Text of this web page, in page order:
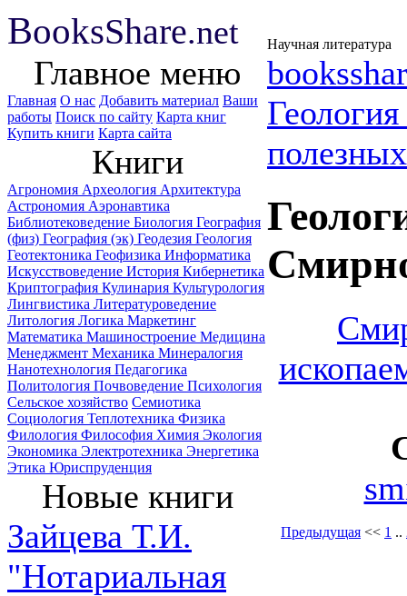
BooksShare.net Научная литература
Главное меню
Главная О нас Добавить материал Ваши
работы Поиск по сайту Карта книг
Купить книги Карта сайта
Книги
Агрономия Археология Архитектура
Астрономия Аэронавтика
Библиотековедение Биология География
(физ) География (эк) Геодезия Геология
Геотектоника Геофизика Информатика
Искусствоведение История Кибернетика
Криптография Кулинария Культурология
Лингвистика Литературоведение
Литология Логика Маркетинг
Математика Машиностроение Медицина
Менеджмент Механика Минералогия
Нанотехнология Педагогика
Политология Почвоведение Психология
Сельское хозяйство Семиотика
Социология Теплотехника Физика
Филология Философия Химия Экология
Экономика Электротехника Энергетика
Этика Юриспруденция
Новые книги
Зайцева Т.И.
"Нотариальная
Геология
Предыдущая << 1 ..